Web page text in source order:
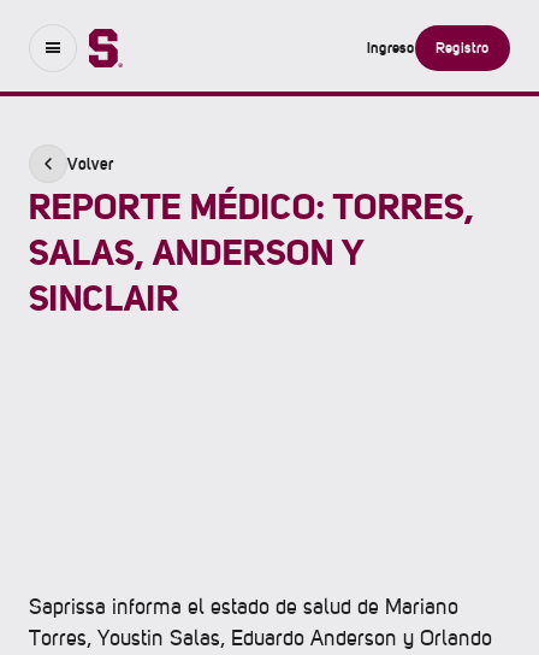
Ingreso Registro
Volver
REPORTE MÉDICO: TORRES,
SALAS, ANDERSON Y
SINCLAIR
Saprissa informa el estado de salud de Mariano
Torres, Youstin Salas, Eduardo Anderson y Orlando